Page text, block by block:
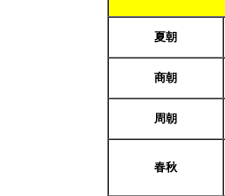
夏朝
商朝
周朝
春秋